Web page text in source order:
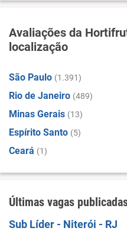
Avaliações da
localização
São Paulo (1.391)
Rio de Janeiro (489)
Minas Gerais (13)
Espírito Santo (5)
Ceará (1)
Últimas vagas
Sub Líder - Niterói - RJ